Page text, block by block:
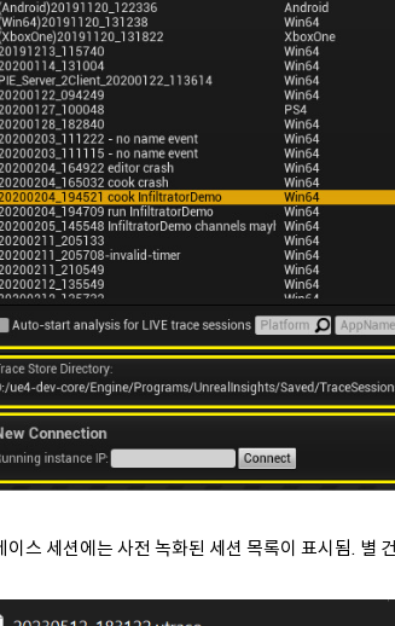
이스 세션에는 사전 녹화된 세션 목록이 표시됨. 별